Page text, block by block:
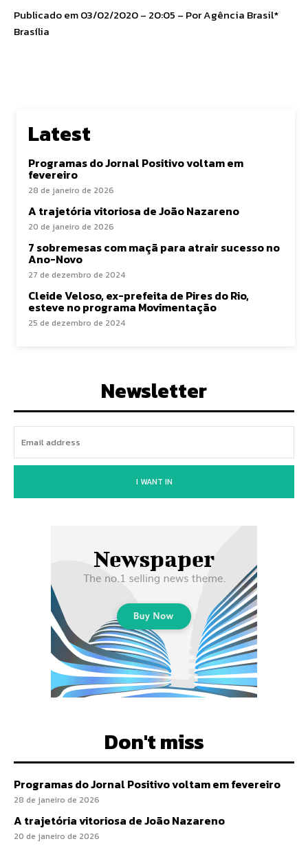
Publicado em 03/02/2020 – 20:05 – Por Agência Brasil*
Brasília
Latest
Programas do Jornal Positivo voltam em
fevereiro
28 de janeiro de 2026
A trajetória vitoriosa de João Nazareno
20 de janeiro de 2026
7 sobremesas com maçã para atrair sucesso no
Ano-Novo
27 de dezembro de 2024
Cleide Veloso, ex-prefeita de Pires do Rio,
esteve no programa Movimentação
25 de dezembro de 2024
Newsletter
I WANT IN
Don't miss
Programas do Jornal Positivo voltam em fevereiro
28 de janeiro de 2026
A trajetória vitoriosa de João Nazareno
20 de janeiro de 2026